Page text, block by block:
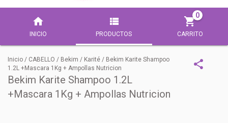
INICIO PRODUCTOS CARRITO
0
Inicio / CABELLO / Bekim / Karité / Bekim Karite Shampoo
1.2L +Mascara 1Kg + Ampollas Nutricion
Bekim Karite Shampoo 1.2L
+Mascara 1Kg + Ampollas Nutricion